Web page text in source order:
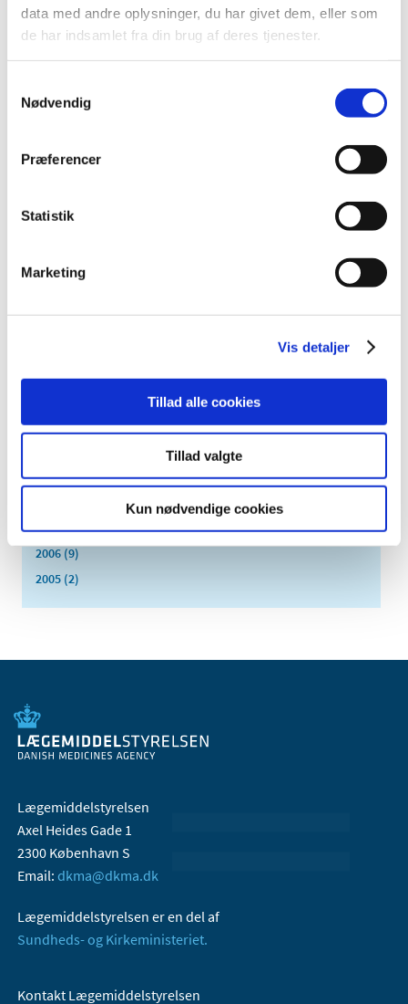
data med andre oplysninger, du har givet dem, eller som
de har indsamlet fra din brug af deres tjenester.
Nødvendig
Præferencer
Statistik
Marketing
Vis detaljer
Tillad alle cookies
Tillad valgte
Kun nødvendige cookies
2017 (36)
december (3)
november (6)
september (1)
juli (2)
marts (2)
januar (8)
2013 (45)
2011 (13)
2009 (14)
2007 (3)
2006 (9)
2005 (2)
Lægemiddelstyrelsen
Axel Heides Gade 1
2300 København S
Email: dkma@dkma.dk
Lægemiddelstyrelsen er en del af
Sundheds- og Kirkeministeriet.
Kontakt Lægemiddelstyrelsen